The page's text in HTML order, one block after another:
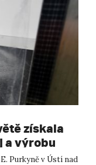
získala
a výrobu
Purkyně v Ústí nad